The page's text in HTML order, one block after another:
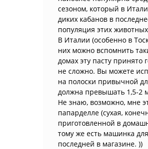
сезоном, который в
диких кабанов в
популяция этих
В Италии (особенно в
них можно вспомнить
домах эту пасту принято
не сложно. Вы можете
на полоски привычной
должна превышать 1,5-2
Не знаю, возможно, мне
папарделле (сухая,
приготовленной в
тому же есть машинка
последней в магазине. ))